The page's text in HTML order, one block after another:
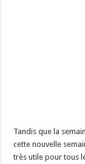
Tandis que la
cette nouvelle
très utile pour tous